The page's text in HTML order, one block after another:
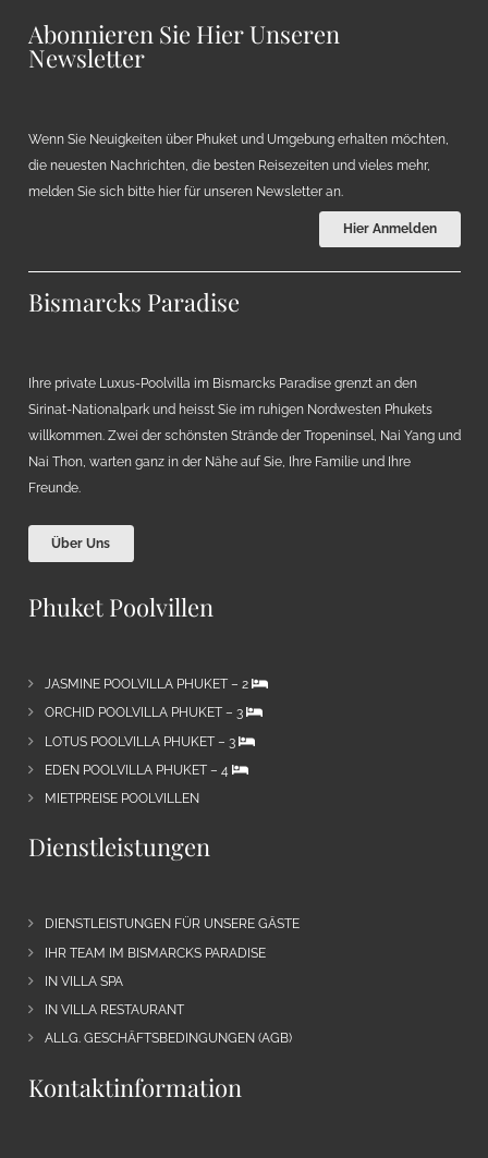
Abonnieren Sie Hier Unseren
Newsletter
Wenn Sie Neuigkeiten über Phuket und Umgebung erhalten möchten,
die neuesten Nachrichten, die besten Reisezeiten und vieles mehr,
melden Sie sich bitte hier für unseren Newsletter an.
Hier Anmelden
Bismarcks Paradise
Ihre private Luxus-Poolvilla im Bismarcks Paradise grenzt an den
Sirinat-Nationalpark und heisst Sie im ruhigen Nordwesten Phukets
willkommen. Zwei der schönsten Strände der Tropeninsel, Nai Yang und
Nai Thon, warten ganz in der Nähe auf Sie, Ihre Familie und Ihre
Freunde.
Über Uns
Phuket Poolvillen
JASMINE POOLVILLA PHUKET – 2
ORCHID POOLVILLA PHUKET – 3
LOTUS POOLVILLA PHUKET – 3
EDEN POOLVILLA PHUKET – 4
MIETPREISE POOLVILLEN
Dienstleistungen
DIENSTLEISTUNGEN FÜR UNSERE GÄSTE
IHR TEAM IM BISMARCKS PARADISE
IN VILLA SPA
IN VILLA RESTAURANT
ALLG. GESCHÄFTSBEDINGUNGEN (AGB)
Kontaktinformation